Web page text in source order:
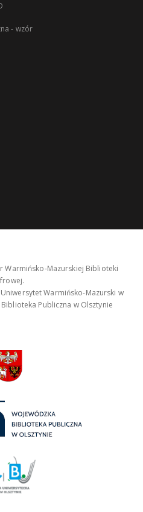
- wzór
Warmińsko-Mazurskiej Biblioteki
Warmińsko-Mazurski w
Publiczna w Olsztynie